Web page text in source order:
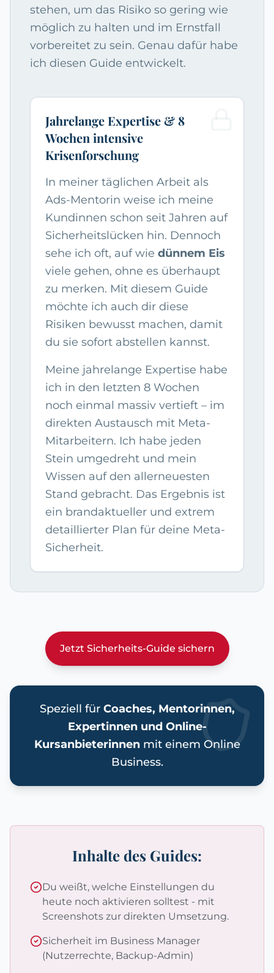
stehen, um das Risiko so gering wie
möglich zu halten und im Ernstfall
vorbereitet zu sein. Genau dafür habe
ich diesen Guide entwickelt.
Jahrelange Expertise & 8
Wochen intensive
Krisenforschung
In meiner täglichen Arbeit als
Ads-Mentorin weise ich meine
Kundinnen schon seit Jahren auf
Sicherheitslücken hin. Dennoch
sehe ich oft, auf wie dünnem Eis
viele gehen, ohne es überhaupt
zu merken. Mit diesem Guide
möchte ich auch dir diese
Risiken bewusst machen, damit
du sie sofort abstellen kannst.
Meine jahrelange Expertise habe
ich in den letzten 8 Wochen
noch einmal massiv vertieft – im
direkten Austausch mit Meta-
Mitarbeitern. Ich habe jeden
Stein umgedreht und mein
Wissen auf den allerneuesten
Stand gebracht. Das Ergebnis ist
ein brandaktueller und extrem
detaillierter Plan für deine Meta-
Sicherheit.
Jetzt Sicherheits-Guide sichern
Speziell für Coaches, Mentorinnen,
Expertinnen und Online-
Kursanbieterinnenmit einem Online
Business.
Inhalte des Guides:
Du weißt, welche Einstellungen du
heute noch aktivieren solltest - mit
Screenshots zur direkten Umsetzung.
Sicherheit im Business Manager
(Nutzerrechte, Backup-Admin)